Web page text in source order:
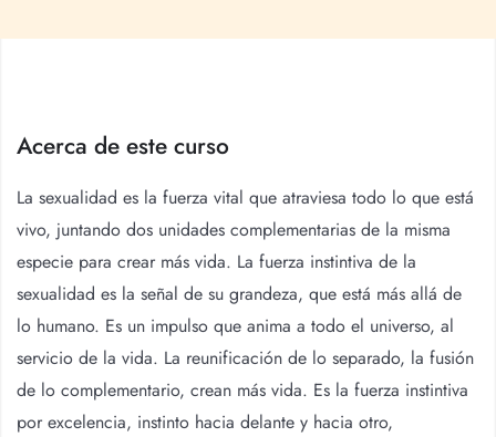
Acerca de este curso
La sexualidad es la fuerza vital que atraviesa todo lo que está
vivo, juntando dos unidades complementarias de la misma
especie para crear más vida. La fuerza instintiva de la
sexualidad es la señal de su grandeza, que está más allá de
lo humano. Es un impulso que anima a todo el universo, al
servicio de la vida. La reunificación de lo separado, la fusión
de lo complementario, crean más vida. Es la fuerza instintiva
por excelencia, instinto hacia delante y hacia otro,